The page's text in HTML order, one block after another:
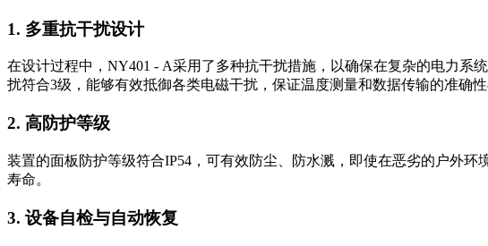
1. 多重抗干扰设计
在设计过程中，NY401 - A采用了多种抗干扰措施，以确保在复杂的电力系
扰符合3级，能够有效抵御各类电磁干扰，保证温度测量和数据传输的准确性
2. 高防护等级
装置的面板防护等级符合IP54，可有效防尘、防水溅，即使在恶劣的户外
寿命。
3. 设备自检与自动恢复